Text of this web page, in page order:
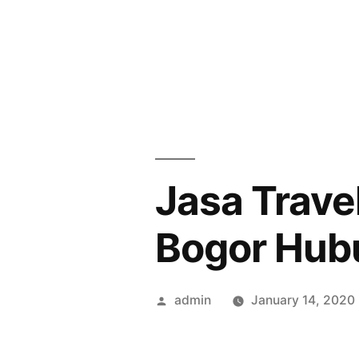
Jasa
Bogor
Posted
admin January 14, 2020